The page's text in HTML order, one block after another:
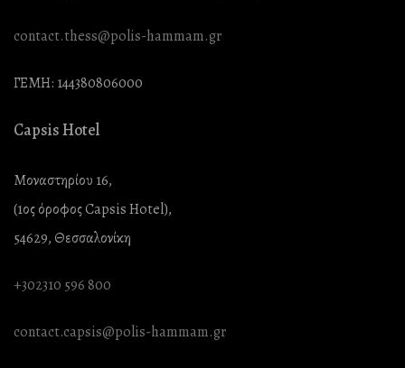
contact.thess@polis-hammam.gr
ΓΕΜΗ: 144380806000
Capsis Hotel
Μοναστηρίου 16,
(1ος όροφος Capsis Hotel),
54629, Θεσσαλονίκη
+302310 596 800
contact.capsis@polis-hammam.gr